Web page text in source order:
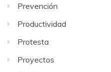
Prevención
Productividad
Protesta
Proyectos